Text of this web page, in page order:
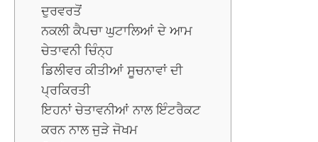
ਦੁਰਵਰਤੋਂ
ਨਕਲੀ ਕੈਪਚਾ ਘੁਟਾਲਿਆਂ ਦੇ ਆਮ
ਚੇਤਾਵਨੀ ਚਿੰਨ੍ਹ
ਡਿਲੀਵਰ ਕੀਤੀਆਂ ਸੂਚਨਾਵਾਂ ਦੀ
ਪ੍ਰਕਿਰਤੀ
ਇਹਨਾਂ ਚੇਤਾਵਨੀਆਂ ਨਾਲ ਇੰਟਰੈਕਟ
ਕਰਨ ਨਾਲ ਜੁੜੇ ਜੋਖਮ